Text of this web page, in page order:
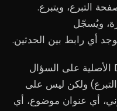
التبرع، ويتبرع.
ويُسجّل
تجيب رموز حملة DonorPerfect الأصلية على السؤال
ولكن ليس على
أي عنوان موضوع، أي